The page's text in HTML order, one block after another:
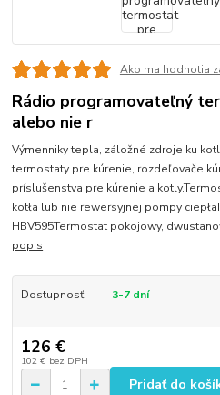
Ako ma hodnotia
Rádio programovateľný
alebo nie r
Výmenniky tepla, záložné zdroje ku
termostaty pre kúrenie, rozdeľovače
príslušenstva pre kúrenie a
kotła lub nie rewersyjnej pompy
HBV595Termostat pokojowy,
popis
Dostupnosť 3-7 dní
126 €
102 € bez DPH
Pridať do